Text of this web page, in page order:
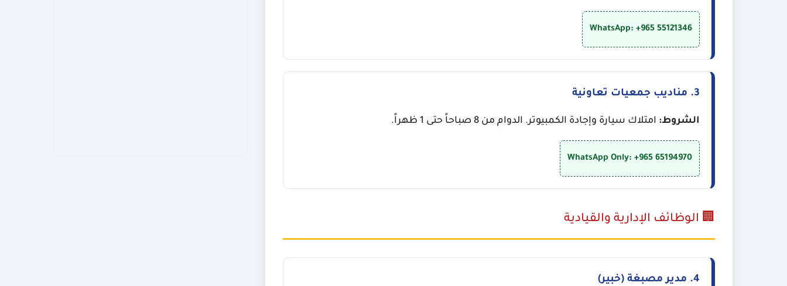
WhatsApp: +965 55121346
3. مناديب جمعيات تعاونية
الشروط: امتلاك سيارة وإجادة الكمبيوتر. الدوام من 8 صباحاً حتى 1 ظهراً.
WhatsApp Only: +965 65194970
🏢 الوظائف الإدارية والقيادية
4. مدير مصبغة (خبير)